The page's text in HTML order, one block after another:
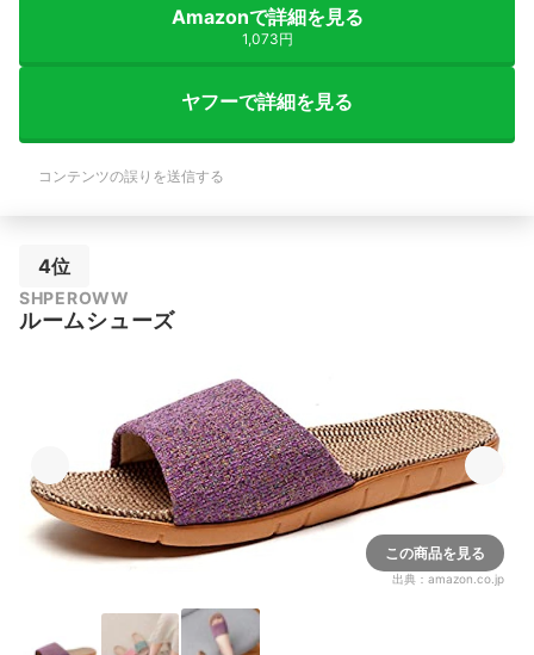
Amazonで詳細を見る
1,073円
ヤフーで詳細を見る
コンテンツの誤りを送信する
4位
SHPEROWW
ルームシューズ
この商品を見る
出典： amazon.co.jp